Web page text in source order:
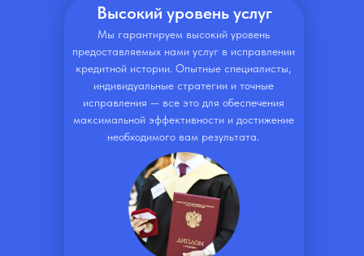
Высокий уровень услуг
Мы гарантируем высокий уровень
предоставляемых нами услуг в исправлении
кредитной истории. Опытные специалисты,
индивидуальные стратегии и точные
исправления — все это для обеспечения
максимальной эффективности и достижение
необходимого вам результата.